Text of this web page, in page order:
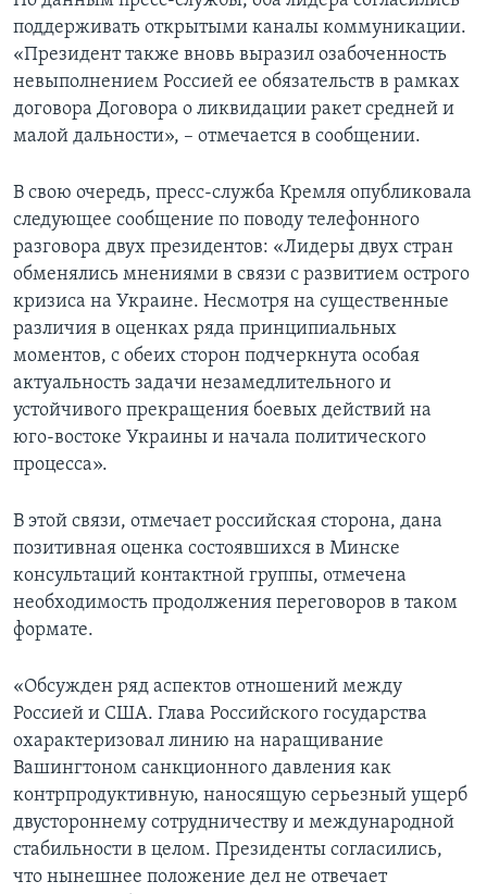
поддерживать открытыми каналы коммуникации.
«Президент также вновь выразил озабоченность
невыполнением Россией ее обязательств в рамках
договора Договора о ликвидации ракет средней и
малой дальности», – отмечается в сообщении.
В свою очередь, пресс-служба Кремля опубликовала
следующее сообщение по поводу телефонного
разговора двух президентов: «Лидеры двух стран
обменялись мнениями в связи с развитием острого
кризиса на Украине. Несмотря на существенные
различия в оценках ряда принципиальных
моментов, с обеих сторон подчеркнута особая
актуальность задачи незамедлительного и
устойчивого прекращения боевых действий на
юго-востоке Украины и начала политического
процесса».
В этой связи, отмечает российская сторона, дана
позитивная оценка состоявшихся в Минске
консультаций контактной группы, отмечена
необходимость продолжения переговоров в таком
формате.
«Обсужден ряд аспектов отношений между
Россией и США. Глава Российского государства
охарактеризовал линию на наращивание
Вашингтоном санкционного давления как
контрпродуктивную, наносящую серьезный ущерб
двустороннему сотрудничеству и международной
стабильности в целом. Президенты согласились,
что нынешнее положение дел не отвечает